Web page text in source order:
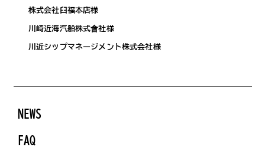
株式会社臼福本店様
川崎近海汽船株式會社様
川近シップマネージメント株式会社様
NEWS
FAQ